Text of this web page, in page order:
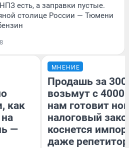
есть, а заправки пустые.
столице России — Тюмени
как
—
МНЕНИЕ
Продашь за
возьмут с
нам готовит
налоговый
коснется
даже